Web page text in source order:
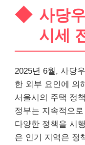
사당
시세
2025년 6월, 사당
한 외부 요인에 의
서울시의 주택 정
정부는 지속적으
다양한 정책을 시
은 인기 지역은 정